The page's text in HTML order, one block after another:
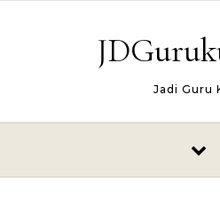
Jadi Guru